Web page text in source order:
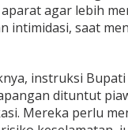
agar lebih
intimidasi, saat
instruksi
dituntut
Mereka perlu